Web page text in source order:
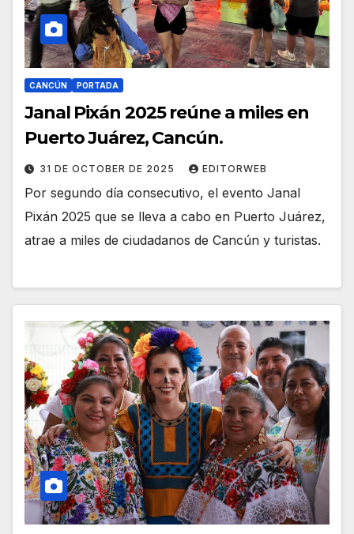
CANCÚN PORTADA
Janal Pixán 2025 reúne a miles en
Puerto Juárez, Cancún.
31 DE OCTOBER DE 2025 EDITORWEB
Por segundo día consecutivo, el evento Janal
Pixán 2025 que se lleva a cabo en Puerto Juárez,
atrae a miles de ciudadanos de Cancún y turistas.